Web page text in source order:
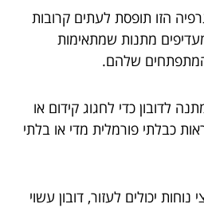
הזו תופסת לעתים קרובות
מתנות שמתאימות
המתפתחים שלהם.
לדובון כדי לחגוג קידום או
כבלתי פורמלית מדי או בלתי
יכולים לעזור, דובון עשוי